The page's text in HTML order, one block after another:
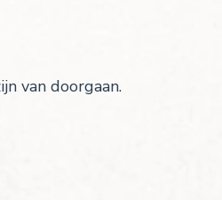
van doorgaan.